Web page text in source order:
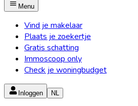
Menu
Vind je makelaar
Plaats je zoekertje
Gratis schatting
Immoscoop only
Check je woningbudget
Inloggen NL